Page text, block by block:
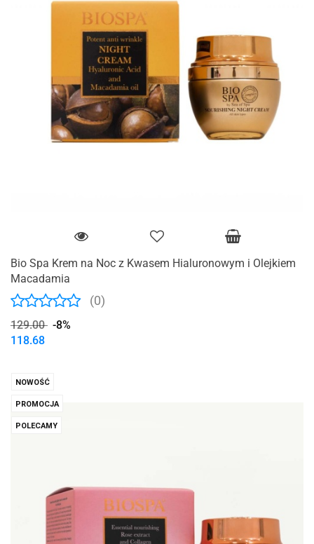
Bio Spa Krem na Noc z Kwasem Hialuronowym i Olejkiem
Macadamia
(0)
129.00 -8%
118.68
NOWOŚĆ
PROMOCJA
POLECAMY